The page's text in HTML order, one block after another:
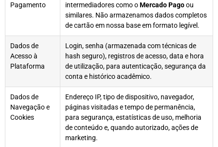
Pagamento
intermediadores como oMercado Pagoou
similares. Não armazenamos dados completos
de cartão em nossa base em formato legível.
Dados de
Acesso à
Plataforma
Login, senha (armazenada com técnicas de
hash seguro), registros de acesso, data e hora
de utilização, para autenticação, segurança da
conta e histórico acadêmico.
Dados de
Navegação e
Cookies
Endereço IP, tipo de dispositivo, navegador,
páginas visitadas e tempo de permanência,
para segurança, estatísticas de uso, melhoria
de conteúdo e, quando autorizado, ações de
marketing.